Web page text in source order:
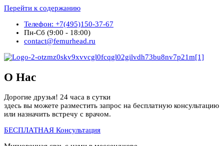
Перейти к содержанию
Телефон: +7(495)150-37-67
Пн-Сб (9:00 - 18:00)
contact@femurhead.ru
О Нас
Дорогие друзья! 24 часа в сутки
здесь вы можете разместить запрос на бесплатную консультацию
или назначить встречу с врачом.
БЕСПЛАТНАЯ Консультация